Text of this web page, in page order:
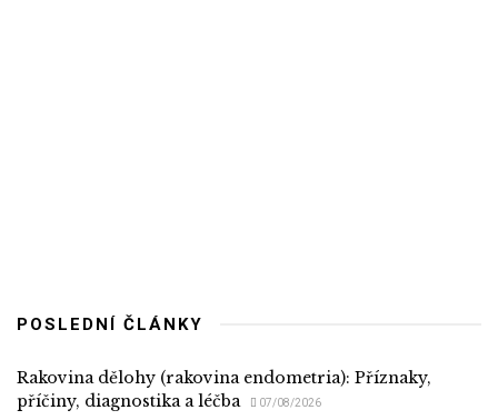
POSLEDNÍ ČLÁNKY
Rakovina dělohy (rakovina endometria): Příznaky,
příčiny, diagnostika a léčba
07/08/2026